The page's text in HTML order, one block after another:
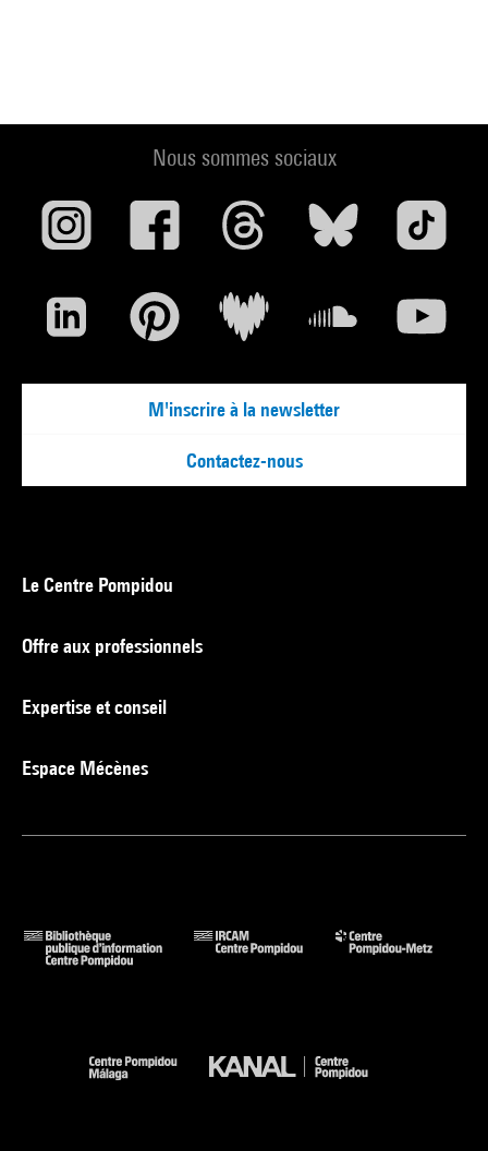
Nous sommes sociaux
M'inscrire à la newsletter
Contactez-nous
Le Centre Pompidou
Offre aux professionnels
Expertise et conseil
Espace Mécènes